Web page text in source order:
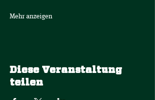
Mehr anzeigen
Diese Veranstaltung
teilen